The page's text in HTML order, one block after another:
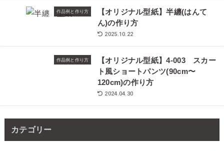
作品例と作り方
【オリジナル型紙】半纏(はんて
ん)の作り方
2025.10.22
作品例と作り方
【オリジナル型紙】4-003 スカー
ト風ショートパンツ(90cm〜
120cm)の作り方
2024.04.30
カテゴリー